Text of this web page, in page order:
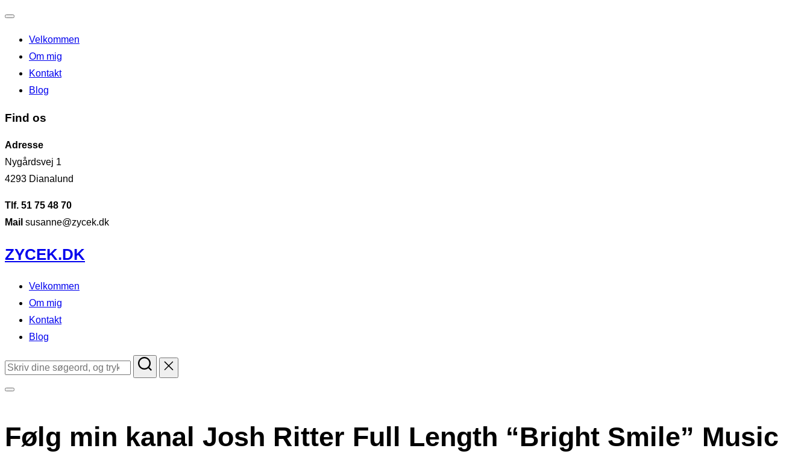
navigation
til/fra
Velkommen
Om mig
Kontakt
Blog
Find os
Adresse
Nygårdsvej 1
4293 Dianalund
Tlf. 51 75 48 70
Mail susanne@zycek.dk
Videre
til
indhold
ZYCEK.DK
Velkommen
Om mig
Kontakt
Blog
Søg
i
sidekolonne
Følg min kanal Josh Ritter Full Length “Bright Smile” Music